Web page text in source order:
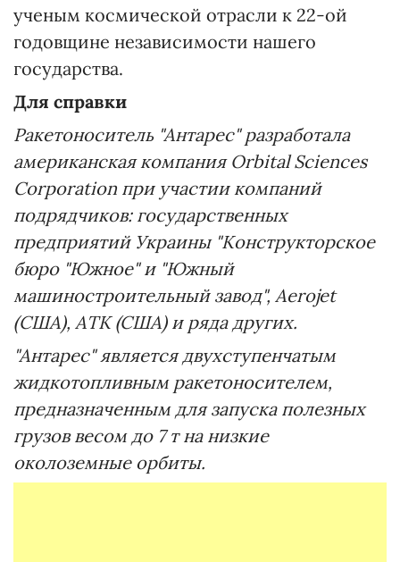
ученым космической отрасли к 22-ой
годовщине независимости нашего
государства.
Для справки
Ракетоноситель "Антарес" разработала
американская компания Orbital Sciences
Corporation при участии компаний
подрядчиков: государственных
предприятий Украины "Конструкторское
бюро "Южное" и "Южный
машиностроительный завод", Aerojet
(США), АТК (США) и ряда других.
"Антарес" является двухступенчатым
жидкотопливным ракетоносителем,
предназначенным для запуска полезных
грузов весом до 7 т на низкие
околоземные орбиты.